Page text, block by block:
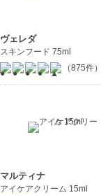
ヴェレダ
スキンフード 75ml
（875件）
マルティナ
アイケアクリーム 15ml